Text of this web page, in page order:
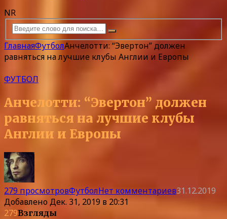
NR
ГлавнаяФутболАнчелотти: “Эвертон” должен
равняться на лучшие клубы Англии и Европы
ФУТБОЛ
Анчелотти: “Эвертон” должен
равняться на лучшие клубы
Англии и Европы
279 просмотровФутболНет комментариев31.12.2019
ДобавленоДек. 31, 2019 в 20:31
279Взгляды